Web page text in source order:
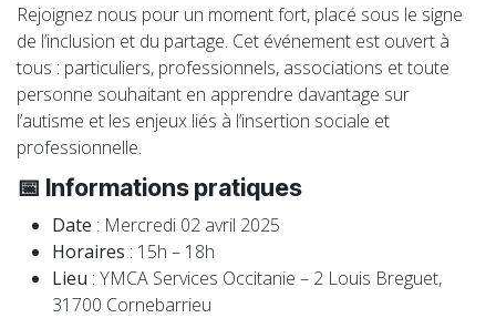
Rejoignez nous pour un moment fort, placé sous le signe
de l’inclusion et du partage. Cet événement est ouvert à
tous : particuliers, professionnels, associations et toute
personne souhaitant en apprendre davantage sur
l’autisme et les enjeux liés à l’insertion sociale et
professionnelle.
📅 Informations pratiques
Date : Mercredi 02 avril 2025
Horaires : 15h – 18h
Lieu : YMCA Services Occitanie – 2 Louis Breguet,
31700 Cornebarrieu